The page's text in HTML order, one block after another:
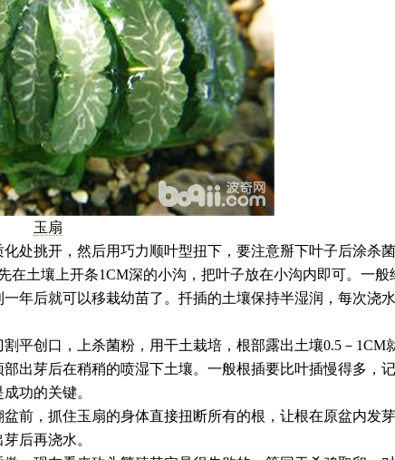
玉扇
处挑开，然后用巧力顺叶型扭下，要注意掰下叶子后涂杀
在土壤上开条1CM深的小沟，把叶子放在小沟内即可。一般
一年后就可以移栽幼苗了。扦插的土壤保持半湿润，每次浇
平创口，上杀菌粉，用干土栽培，根部露出土壤0.5－1CM
出芽后在稍稍的喷湿下土壤。一般根插要比叶插慢得多，记
功的关键。
，抓住玉扇的身体直接扭断所有的根，让根在原盆内发
后再浇水。